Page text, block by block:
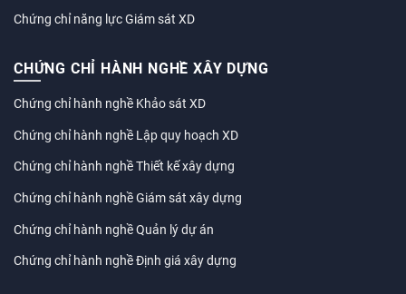
Chứng chỉ năng lực Giám sát XD
CHỨNG CHỈ HÀNH NGHỀ XÂY DỰNG
Chứng chỉ hành nghề Khảo sát XD
Chứng chỉ hành nghề Lập quy hoạch XD
Chứng chỉ hành nghề Thiết kế xây dựng
Chứng chỉ hành nghề Giám sát xây dựng
Chứng chỉ hành nghề Quản lý dự án
Chứng chỉ hành nghề Định giá xây dựng